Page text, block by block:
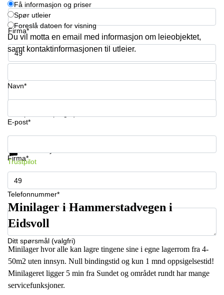
Coworking
Bærum
Leie
kontor
Eidsvoll
Kasperveien
1 Våler
Meierigata
14
Elverum
2 Eidsvoll
Firma*
Telefonnummer*
Få informasjon og priser
Spør utleier
Foreslå datoen for visning
Du vil motta en email med informasjon om leieobjektet,
samt kontaktinformasjonen til utleier.
Navn*
E-post*
Firma*
Telefonnummer*
Ditt spørsmål (valgfri)
Få informasjon og priser
Trustpilot
Minilager i Hammerstadvegen i
Eidsvoll
Minilager hvor alle kan lagre tingene sine i egne lagerrom fra 4-
50m2 uten innsyn. Null bindingstid og kun 1 mnd oppsigelsestid!
Minilageret ligger 5 min fra Sundet og området rundt har mange
servicefunksjoner.